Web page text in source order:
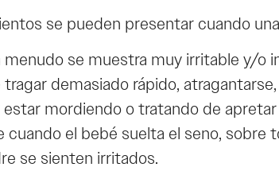
se pueden presentar cuando
menudo se muestra muy irritable y/o
demasiado rápido,
mordiendo o tratando de
cuando el bebé suelta el seno, sobre
se sienten irritados.